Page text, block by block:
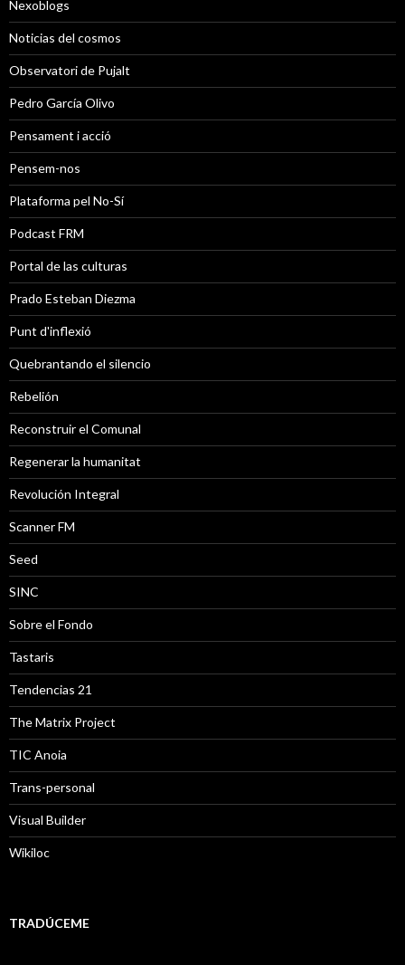
Nexoblogs
Noticias del cosmos
Observatori de Pujalt
Pedro García Olivo
Pensament i acció
Pensem-nos
Plataforma pel No-Sí
Podcast FRM
Portal de las culturas
Prado Esteban Diezma
Punt d'inflexió
Quebrantando el silencio
Rebelión
Reconstruir el Comunal
Regenerar la humanitat
Revolución Integral
Scanner FM
Seed
SINC
Sobre el Fondo
Tastaris
Tendencias 21
The Matrix Project
TIC Anoia
Trans-personal
Visual Builder
Wikiloc
TRADÚCEME